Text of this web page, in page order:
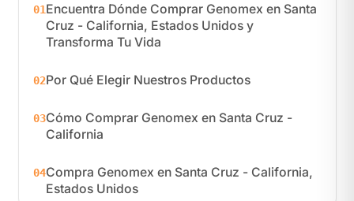
01Encuentra Dónde Comprar Genomex en Santa
Cruz - California, Estados Unidos y
Transforma Tu Vida
02Por Qué Elegir Nuestros Productos
03Cómo Comprar Genomex en Santa Cruz -
California
04Compra Genomex en Santa Cruz - California,
Estados Unidos